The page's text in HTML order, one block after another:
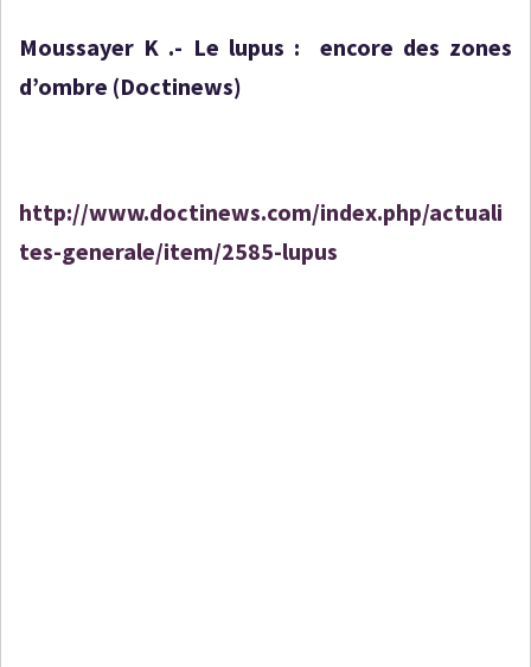
Moussayer K .- Le lupus : encore des zones
d’ombre (Doctinews)
http://www.doctinews.com/index.php/actuali
tes-generale/item/2585-lupus